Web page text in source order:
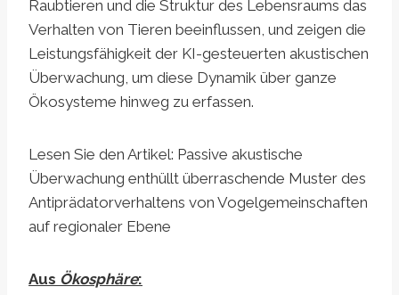
Raubtieren und die Struktur des Lebensraums das
Verhalten von Tieren beeinflussen, und zeigen die
Leistungsfähigkeit der KI-gesteuerten akustischen
Überwachung, um diese Dynamik über ganze
Ökosysteme hinweg zu erfassen.
Lesen Sie den Artikel: Passive akustische
Überwachung enthüllt überraschende Muster des
Antiprädatorverhaltens von Vogelgemeinschaften
auf regionaler Ebene
Aus Ökosphäre: